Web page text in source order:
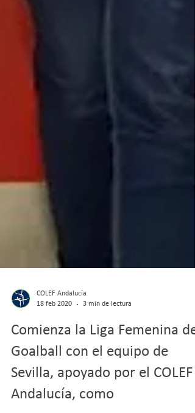
18 feb 2020
3 min de lectura
Comienza la Liga Femenina de
Goalball con el equipo de